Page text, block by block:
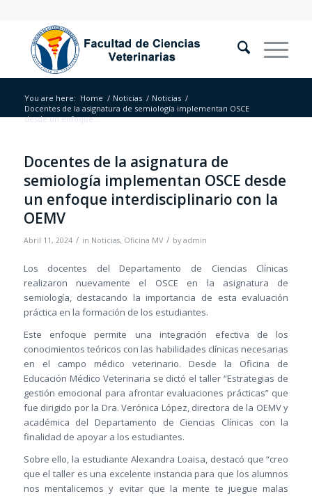
You are here: Home / Noticias / Noticias /
Docentes de la asignatura de semiología implementan OSCE
desde un enfoque ...
Docentes de la asignatura de
semiología implementan OSCE desde
un enfoque interdisciplinario con la
OEMV
Abril 11, 2024 / in Noticias, Oficina MV / by admin
Los docentes del Departamento de Ciencias Clínicas
realizaron nuevamente el OSCE en la asignatura de
semiología, destacando la importancia de esta evaluación
práctica en la formación de los estudiantes.
Este enfoque permite una integración efectiva de los
conocimientos teóricos con las habilidades clínicas necesarias
en el campo médico veterinario. Desde la Oficina de
Educación Médico Veterinaria se dictó el taller “Estrategias de
gestión emocional para afrontar evaluaciones prácticas” que
fue dirigido por la Dra. Verónica López, directora de la OEMV y
académica del Departamento de Ciencias Clínicas con la
finalidad de apoyar a los estudiantes.
Sobre ello, la estudiante Alexandra Loaisa, destacó que “creo
que el taller es una excelente instancia para que los alumnos
nos mentalicemos y evitar que la mente te juegue malas